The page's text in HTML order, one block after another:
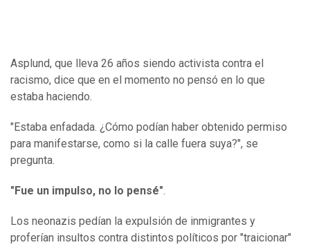
Asplund, que lleva 26 años siendo activista contra el
racismo, dice que en el momento no pensó en lo que
estaba haciendo.
"Estaba enfadada. ¿Cómo podían haber obtenido permiso
para manifestarse, como si la calle fuera suya?", se
pregunta.
"Fue un impulso, no lo pensé".
Los neonazis pedían la expulsión de inmigrantes y
proferían insultos contra distintos políticos por "traicionar"